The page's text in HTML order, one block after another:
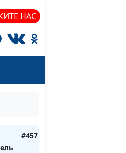
НАС
#460
#457